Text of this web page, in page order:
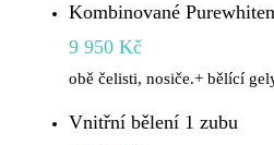
Kombinované
9 950 Kč
obě čelisti, nosiče.+ bělící
Vnitřní bělení 1 zubu